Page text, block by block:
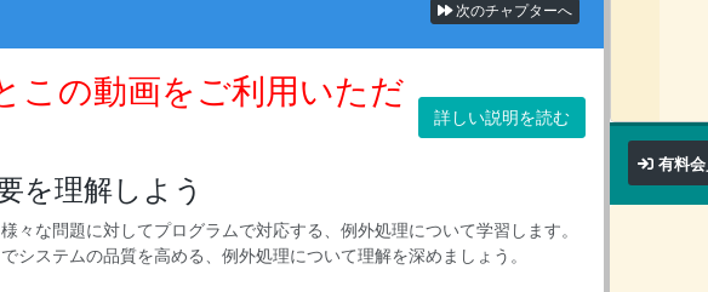
次のチャプターへ
この動画をご利用いただ
詳しい説明を読む
を理解しよう
々な問題に対してプログラムで対応する、例外処理について学習します。
システムの品質を高める、例外処理について理解を深めましょう。
有料